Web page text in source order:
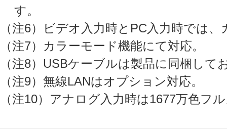
す。
（注6）ビデオ入力時とPC入力時では
（注7）カラーモード機能にて対応。
（注8）USBケーブルは製品に同梱し
（注9）無線LANはオプション対応。
（注10）アナログ入力時は1677万色フ